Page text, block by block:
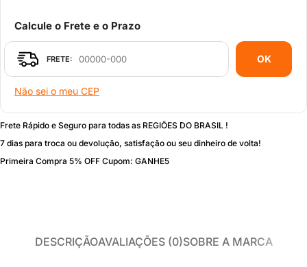
Calcule o Frete e o Prazo
OK
Não sei o meu CEP
Frete Rápido e Seguro para todas as REGIÕES DO BRASIL !
7 dias para troca ou devolução, satisfação ou seu dinheiro de volta!
Primeira Compra 5% OFF Cupom: GANHE5
DESCRIÇÃOAVALIAÇÕES (0)SOBRE A MARCA